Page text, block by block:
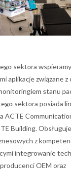
sektora
aplikacje związane z
stanu
sektora posiada
ACTE
Building.
z
integrowanie
OEM oraz